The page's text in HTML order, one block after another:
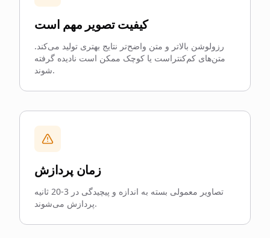
کیفیت تصویر مهم است
رزولوشن بالاتر و متن واضح‌تر نتایج بهتری تولید می‌کند.
متن‌های کم‌کنتراست یا کوچک ممکن است نادیده گرفته
شوند.
زمان پردازش
تصاویر معمولی بسته به اندازه و پیچیدگی در 3-20 ثانیه
پردازش می‌شوند.